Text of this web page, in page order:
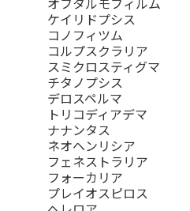
ケイリドプシス
コノフィツム
コルプスクラリア
スミクロスティグマ
チタノプシス
デロスペルマ
トリコディアデマ
ナナンタス
ネオヘンリシア
フェネストラリア
フォーカリア
プレイオスピロス